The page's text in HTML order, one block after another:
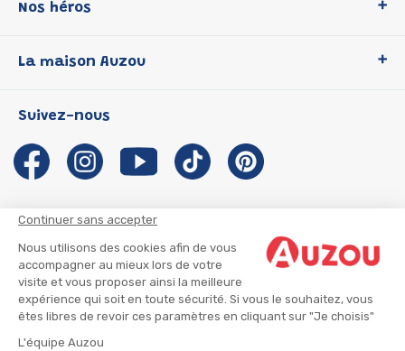
Continuer sans accepter
Nous utilisons des cookies afin de vous
accompagner au mieux lors de votre
visite et vous proposer ainsi la meilleure
expérience qui soit en toute sécurité. Si vous le souhaitez, vous
êtes libres de revoir ces paramètres en cliquant sur "Je choisis"
L'équipe Auzou
Nos héros
P'tit Loup
Les Influenceuses
Migali
Petite Taupe
La maison Auzou
Notre histoire
Auzou s'engage
Auteurs et illustrateurs Auzou
Suivre mon colis
Infos consommateur
Suivez-nous
CGU
CGV
Mentions légales